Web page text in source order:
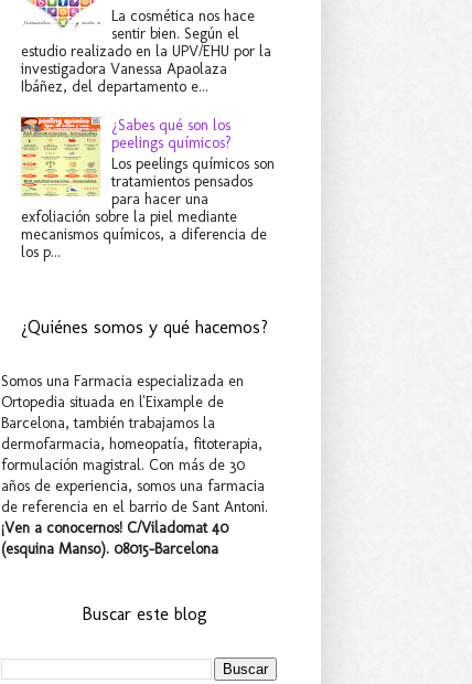
La cosmética nos hace
sentir bien. Según el
estudio realizado en la UPV/EHU por la
investigadora Vanessa Apaolaza
Ibáñez, del departamento e...
¿Sabes qué son los
peelings químicos?
Los peelings químicos son
tratamientos pensados
para hacer una
exfoliación sobre la piel mediante
mecanismos químicos, a diferencia de
los p...
¿Quiénes somos y qué hacemos?
Somos una Farmacia especializada en
Ortopedia situada en l'Eixample de
Barcelona, también trabajamos la
dermofarmacia, homeopatía, fitoterapia,
formulación magistral. Con más de 30
años de experiencia, somos una farmacia
de referencia en el barrio de Sant Antoni.
¡Ven a conocernos! C/Viladomat 40
(esquina Manso). 08015-Barcelona
Buscar este blog